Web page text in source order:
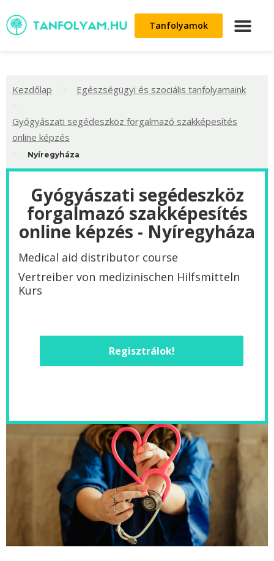
Tanfolyamok
Kezdőlap Egészségügyi és szociális tanfolyamaink
Gyógyászati segédeszköz forgalmazó szakképesítés
online képzés
Nyíregyháza
Gyógyászati segédeszköz
forgalmazó szakképesítés
online képzés - Nyíregyháza
Medical aid distributor course
Vertreiber von medizinischen Hilfsmitteln
Kurs
Regisztrálok!